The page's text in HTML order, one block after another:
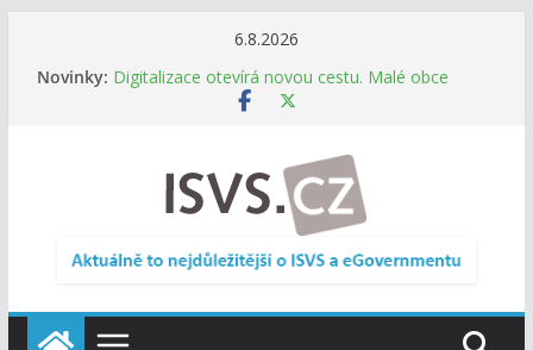
6.8.2026
Novinky: novou mobilní aplikaci
Digitalizace otevírá novou cestu. Malé obce
DIA: Stát poprvé v historii zapojuje širokou
veřejnost do testování digitálních služeb
DIA: Informační systém dlouhodobého řízení
(ISDŘ) je od července v plném provozu
RVIS – Výbor pro architekturu a řízení ICT
zveřejnil materiály z nového jednání